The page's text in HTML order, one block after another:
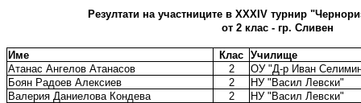
Резултати на участниците в XХXIV турнир
от 2 клас - гр. Сливен
Име Клас Училище
Атанас Ангелов Атанасов
2
ОУ "Д-р Иван
Боян Радоев Алексиев
2
НУ "Васил Левски"
Валерия Даниелова Кондева
2
НУ "Васил Левски"